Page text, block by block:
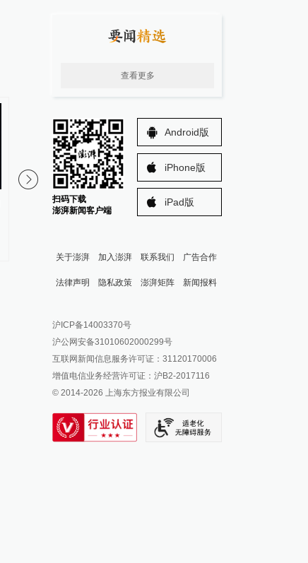
国防部回应日本新版《防卫白皮
查看更多
扫码下载
澎湃新闻客户端
Android版
iPhone版
iPad版
关于澎湃 加入澎湃 联系我们 广告合作
法律声明 隐私政策 澎湃矩阵
澎湃新闻公众号
澎湃新闻抖音号
派生万物开放平台
IP SHANGHAI
SIXTH TONE
新闻报料
报料邮箱: news@thepaper.cn
沪ICP备14003370号
沪公网安备31010602000299号
互联网新闻信息服务许可证：31120170006
增值电信业务经营许可证：沪B2-2017116
© 2014-2026 上海东方报业有限公司